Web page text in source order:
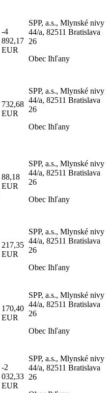
-4
892,17
EUR
SPP, a.s., Mlynské nivy
44/a, 82511 Bratislava
26
Obec Ihľany
732,68
EUR
SPP, a.s., Mlynské nivy
44/a, 82511 Bratislava
26
Obec Ihľany
88,18
EUR
SPP, a.s., Mlynské nivy
44/a, 82511 Bratislava
26
Obec Ihľany
217,35
EUR
SPP, a.s., Mlynské nivy
44/a, 82511 Bratislava
26
Obec Ihľany
170,40
EUR
SPP, a.s., Mlynské nivy
44/a, 82511 Bratislava
26
Obec Ihľany
-2
032,33
EUR
SPP, a.s., Mlynské nivy
44/a, 82511 Bratislava
26